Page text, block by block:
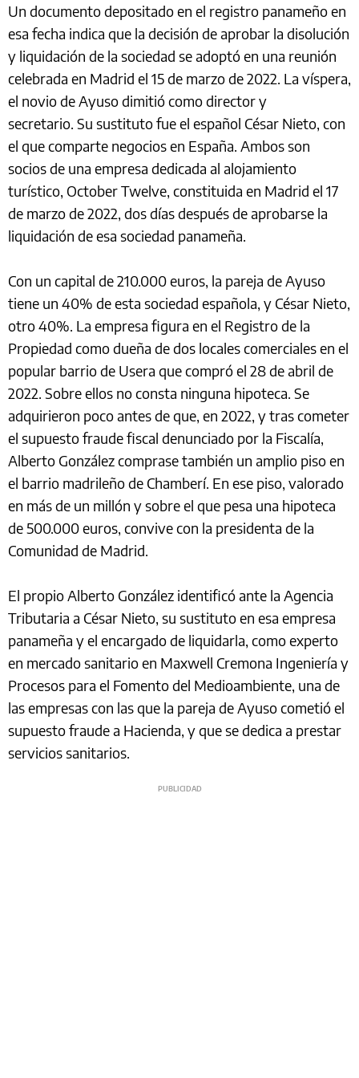
Un documento depositado en el registro panameño en
esa fecha indica que la decisión de aprobar la disolución
y liquidación de la sociedad se adoptó en una reunión
celebrada en Madrid el 15 de marzo de 2022. La víspera,
el novio de Ayuso dimitió como director y
secretario. Su sustituto fue el español César Nieto, con
el que comparte negocios en España. Ambos son
socios de una empresa dedicada al alojamiento
turístico, October Twelve, constituida en Madrid el 17
de marzo de 2022, dos días después de aprobarse la
liquidación de esa sociedad panameña.
Con un capital de 210.000 euros, la pareja de Ayuso
tiene un 40% de esta sociedad española, y César Nieto,
otro 40%. La empresa figura en el Registro de la
Propiedad como dueña de dos locales comerciales en el
popular barrio de Usera que compró el 28 de abril de
2022. Sobre ellos no consta ninguna hipoteca. Se
adquirieron poco antes de que, en 2022, y tras cometer
el supuesto fraude fiscal denunciado por la Fiscalía,
Alberto González comprase también un amplio piso en
el barrio madrileño de Chamberí. En ese piso, valorado
en más de un millón y sobre el que pesa una hipoteca
de 500.000 euros, convive con la presidenta de la
Comunidad de Madrid.
El propio Alberto González identificó ante la Agencia
Tributaria a César Nieto, su sustituto en esa empresa
panameña y el encargado de liquidarla, como experto
en mercado sanitario en Maxwell Cremona Ingeniería y
Procesos para el Fomento del Medioambiente, una de
las empresas con las que la pareja de Ayuso cometió el
supuesto fraude a Hacienda, y que se dedica a prestar
servicios sanitarios.